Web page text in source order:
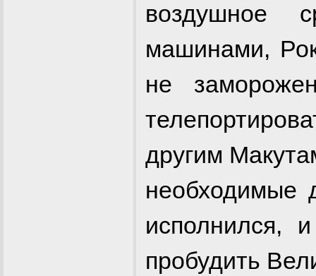
воздушное
машинами,
не
другим
необходимые
исполнился,
пробудить